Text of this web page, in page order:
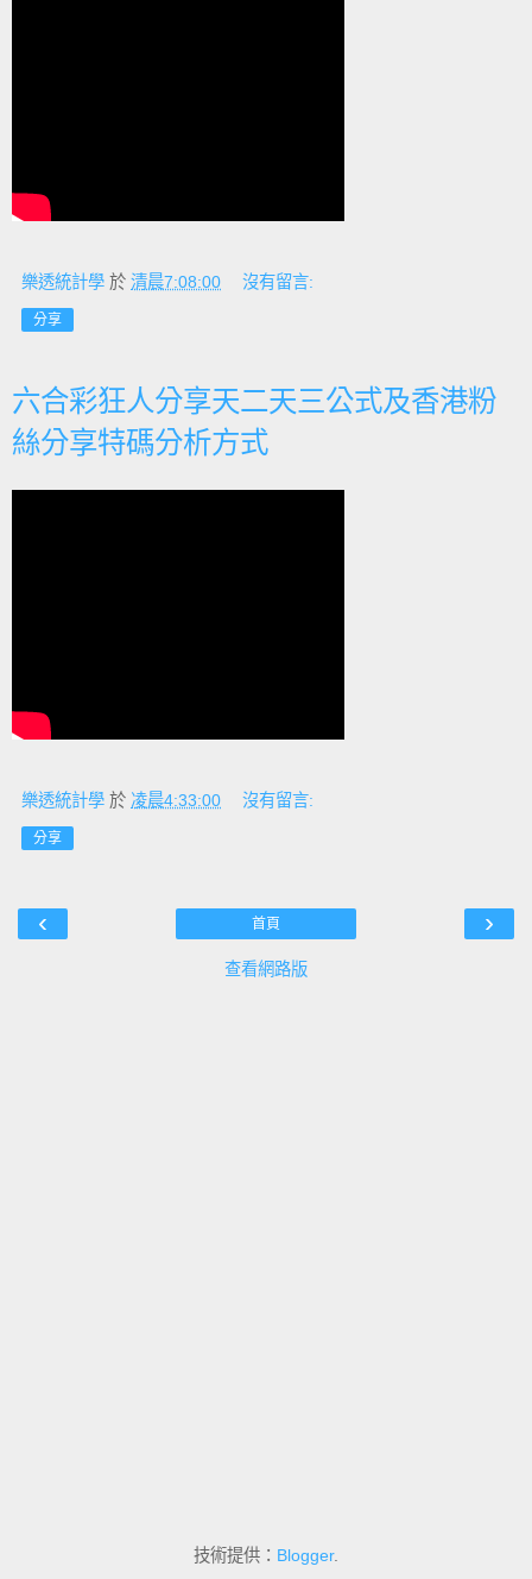
樂透統計學 於 清晨7:08:00 沒有留言:
分享
六合彩狂人分享天二天三公式及香港粉
絲分享特碼分析方式
樂透統計學 於 凌晨4:33:00 沒有留言:
分享
‹ ›
首頁
查看網路版
技術提供： Blogger.